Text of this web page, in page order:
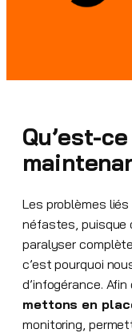
Qu’est-
Les problèmes
néfastes, puisque
paralyser
c’est pourquoi
d’infogérance.
mettons en
monitoring,